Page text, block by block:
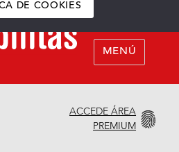
DE COOKIES
MENÚ
ACCEDE ÁREA
PREMIUM